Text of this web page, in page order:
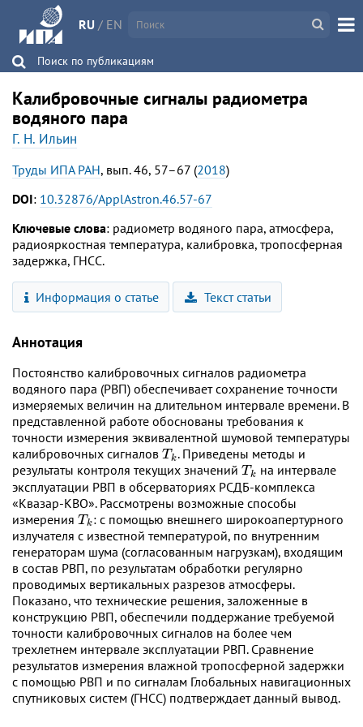
RU / EN
Поиск по публикациям
Калибровочные сигналы радиометра
водяного пара
Г. Н. Ильин
Труды ИПА РАН, вып. 46, 57–67 (2018)
DOI: 10.32876/ApplAstron.46.57-67
Ключевые слова: радиометр водяного пара, атмосфера,
радиояркостная температура, калибровка, тропосферная
задержка, ГНСС.
Информация о статье Текст статьи
Аннотация
Постоянство калибровочных сигналов радиометра
водяного пара (РВП) обеспечивает сохранение точности
измеряемых величин на длительном интервале времени. В
представленной работе обоснованы требования к
точности измерения эквивалентной шумовой температуры
калибровочных сигналов T k
𝑇𝑘. Приведены методы и
результаты контроля текущих значений T k
𝑇𝑘 на интервале
эксплуатации РВП в обсерваториях РСДБ-комплекса
«Квазар-КВО». Рассмотрены возможные способы
измерения T k
𝑇𝑘: с помощью внешнего широкоапертурного
излучателя с известной температурой, по внутренним
генераторам шума (согласованным нагрузкам), входящим
в состав РВП, по результатам обработки регулярно
проводимых вертикальных разрезов атмосферы.
Показано, что технические решения, заложенные в
конструкцию РВП, обеспечили поддержание требуемой
точности калибровочных сигналов на более чем
трехлетнем интервале эксплуатации РВП. Сравнение
результатов измерения влажной тропосферной задержки
с помощью РВП и по сигналам Глобальных навигационных
спутниковых систем (ГНСС) подтверждает данный вывод.